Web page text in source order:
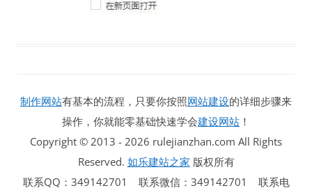
制作网站有基本的流程，只要你按照网站建设的详细步骤来
操作，你就能零基础快速学会建设网站 ！
Copyright © 2013 - 2026 rulejianzhan.com All Rights
Reserved. 如乐建站之家 版权所有
联系QQ：349142701 联系微信：349142701 联系电